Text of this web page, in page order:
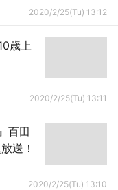
2020/2/25(Tu) 13:12
歳上
2020/2/25(Tu) 13:11
百田
送！
2020/2/25(Tu) 13:10